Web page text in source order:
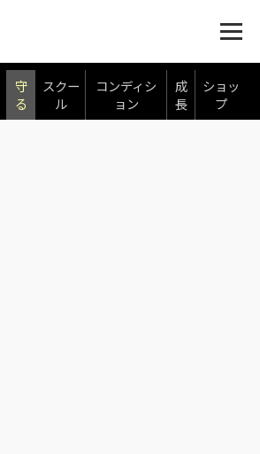
守
る
スクー
ル
コンディシ
ョン
成
長
ショッ
プ